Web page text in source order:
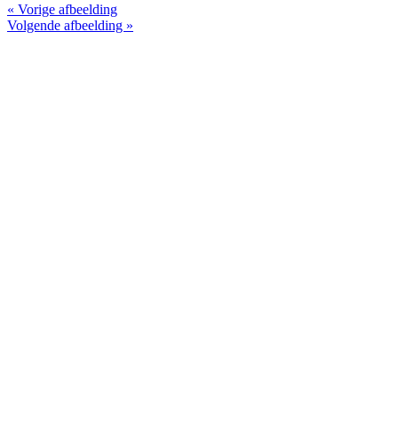
« Vorige afbeelding
Volgende afbeelding »